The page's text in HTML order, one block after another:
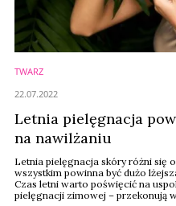
TWARZ
Letnia pielęgnacja
na nawilżaniu
Letnia pielęgnacja skóry różni się
wszystkim powinna być dużo
Czas letni warto poświęcić na
pielęgnacji zimowej – przekonują
22.07.2022